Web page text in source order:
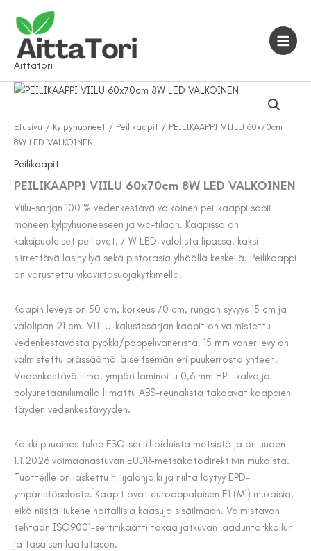
sisältöön
Aittatori
Etusivu / Kylpyhuoneet / Peilikaapit / PEILIKAAPPI VIILU 60x70cm
8W LED VALKOINEN
Peilikaapit
PEILIKAAPPI VIILU 60x70cm 8W LED VALKOINEN
Viilu-sarjan 100 % vedenkestävä valkoinen peilikaappi sopii
moneen kylpyhuoneeseen ja wc-tilaan. Kaapissa on
kaksipuoleiset peiliovet, 7 W LED-valolista lipassa, kaksi
siirrettävä lasihyllyä sekä pistorasia ylhäällä keskellä. Peilikaappi
on varustettu vikavirtasuojakytkimellä.
Kaapin leveys on 50 cm, korkeus 70 cm, rungon syvyys 15 cm ja
valolipan 21 cm. VIILU-kalustesarjan kaapit on valmistettu
vedenkestävästä pyökki/poppelivanerista. 15 mm vanerilevy on
valmistettu prässäämällä seitsemän eri puukerrosta yhteen.
Vedenkestävä liima, ympäri laminoitu 0,6 mm HPL-kalvo ja
polyuretaaniliimalla liimattu ABS-reunalista takaavat kaappien
täyden vedenkestävyyden.
Kaikki puuaines tulee FSC-sertifioiduista metsistä ja on uuden
1.1.2026 voimaanastuvan EUDR-metsäkatodirektiivin mukaista.
Tuotteille on laskettu hiilijalanjälki ja niiltä löytyy EPD-
ympäristöseloste.´Kaapit ovat eurooppalaisen E1 (M1) mukaisia,
eikä niistä liukene haitallisia kaasuja sisäilmaan. Valmistavan
tehtaan ISO9001-sertifikaatti takaa jatkuvan laaduntarkkailun
ja tasaisen laatutason.